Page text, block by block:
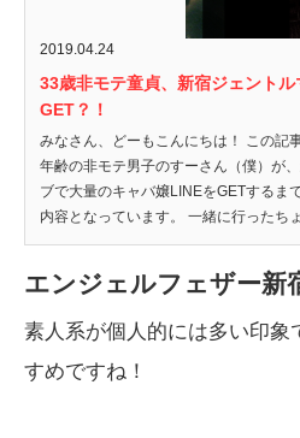
2019.04.24
33歳非モテ童貞、新宿ジェント
GET？！
みなさん、どーもこんにちは！ この記
年齢の非モテ男子のすーさん（僕）が
ブで大量のキャバ嬢LINEをGETするま
内容となっています。 一緒に行ったち
エンジェルフェザー新
素人系が個人的には多い印象
すめですね！